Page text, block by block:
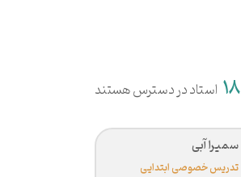
18 استاد در دسترس هستند
سمیرا آبی
تدریس خصوصی ابتدایی